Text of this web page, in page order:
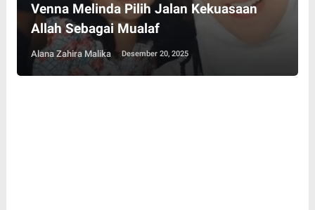
Venna Melinda Pilih Jalan Kekuasaan
Allah Sebagai Mualaf
Alana Zahira Malika Desember 20, 2025